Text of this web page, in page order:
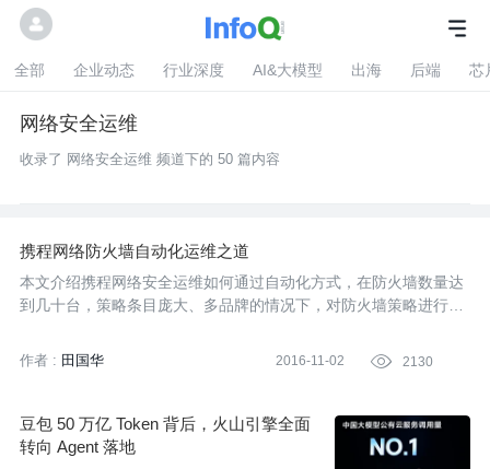
全部 企业动态 行业深度 AI&大模型 出海 后端 芯
网络安全运维
收录了 网络安全运维 频道下的 50 篇内容
携程网络防火墙自动化运维之道
本文介绍携程网络安全运维如何通过自动化方式，在防火墙数量达
到几十台，策略条目庞大、多品牌的情况下，对防火墙策略进行集
程，系统自动化配置防火墙策略，提升安全工程师效率的同时降低
作者 : 田国华 2016-11-02  2130
豆包 50 万亿 Token 背后，火山引擎全面
转向 Agent 落地